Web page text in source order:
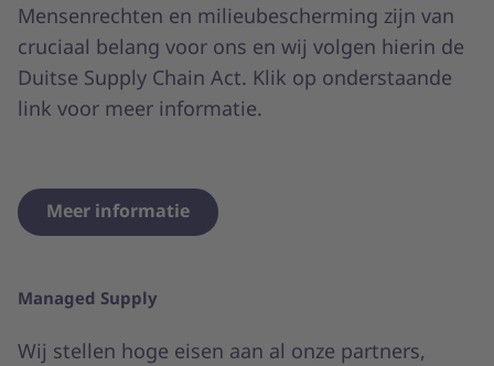
Mensenrechten en milieubescherming zijn van
cruciaal belang voor ons en wij volgen hierin de
Duitse Supply Chain Act. Klik op onderstaande
link voor meer informatie.
Meer informatie
Managed Supply
Wij stellen hoge eisen aan al onze partners,